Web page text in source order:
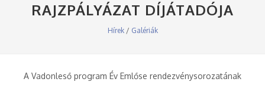
RAJZPÁLYÁZAT DÍJÁTADÓJA
Hírek/ Galériák
A Vadonleső program Év Emlőse rendezvénysorozatának